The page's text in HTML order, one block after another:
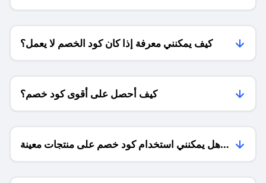
الشحن ؟
كيف يمكنني معرفة إذا كان كود الخصم لا يعمل؟
كيف أحصل على أقوى كود خصم؟
هل يمكنني استخدام كود خصم على منتجات معينة
فقط؟